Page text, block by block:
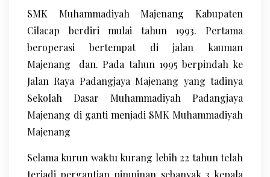
SMK Muhammadiyah Majenang Kabupaten
Cilacap berdiri mulai tahun 1993. Pertama
beroperasi bertempat di jalan kauman
Majenang dan. Pada tahun 1995 berpindah ke
Jalan Raya Padangjaya Majenang yang tadinya
Sekolah Dasar Muhammadiyah Padangjaya
Majenang di ganti menjadi SMK Muhammadiyah
Majenang
Selama kurun waktu kurang lebih 22 tahun telah
terjadi pergantian pimpinan sebanyak 3 kepala